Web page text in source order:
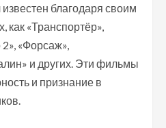
благодаря своим
как «Транспортёр»,
«Форсаж»,
и других. Эти фильмы
и признание в